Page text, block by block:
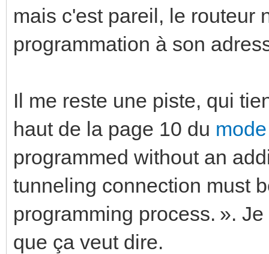
mais c'est pareil, le routeur
programmation à son
Il me reste une piste, qui
haut de la page 10 du
programmed without an
tunneling connection must
programming process. ».
que ça veut dire.